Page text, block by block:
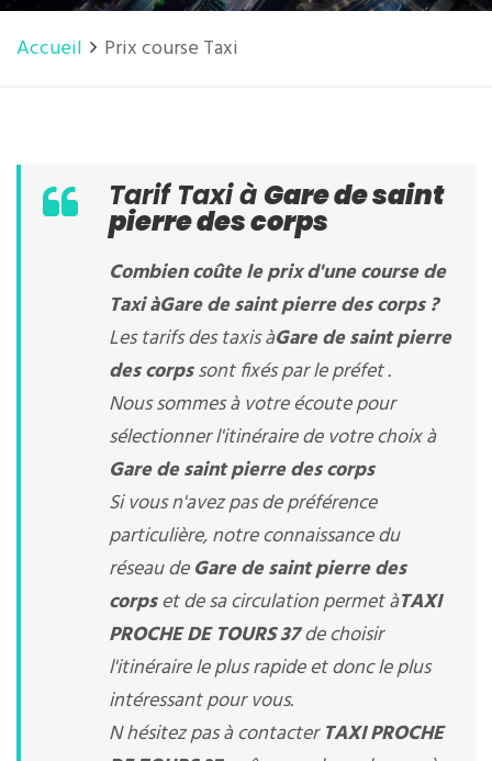
Accueil Prix course Taxi
Tarif Taxi à Gare de saint
pierre des corps
Combien coûte le prix d'une course de
Taxi àGare de saint pierre des corps?
Les tarifs des taxis àGare de saint pierre
des corpssont fixés par le préfet .
Nous sommes à votre écoute pour
sélectionner l'itinéraire de votre choix à
Gare de saint pierre des corps
Si vous n'avez pas de préférence
particulière, notre connaissance du
réseau deGare de saint pierre des
corpset de sa circulation permet àTAXI
PROCHE DE TOURS 37de choisir
l'itinéraire le plus rapide et donc le plus
intéressant pour vous.
N hésitez pas à contacterTAXI PROCHE